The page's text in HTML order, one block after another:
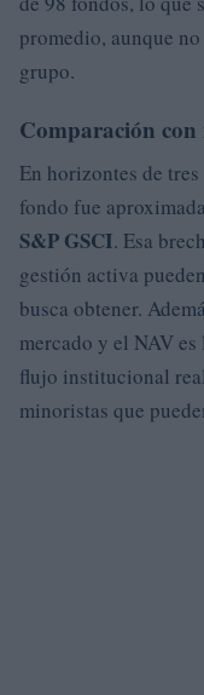
promedio, aunque
grupo.
Comparación con
En horizontes de
fondo fue
S&P GSCI. Esa
gestión activa
busca obtener.
mercado y el NAV
flujo institucional
minoristas que